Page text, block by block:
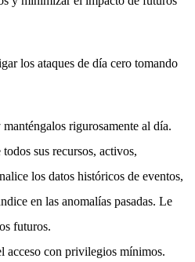
los ataques de día cero tomando
rigurosamente al día.
sus recursos, activos,
los datos históricos de eventos,
en las anomalías pasadas. Le
futuros.
acceso con privilegios mínimos.